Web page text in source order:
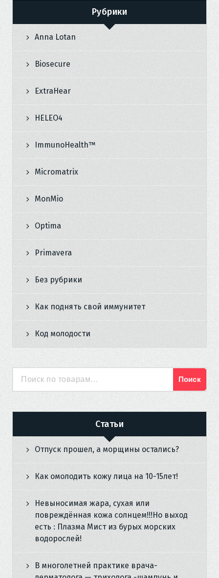
Рубрики
Anna Lotan
Biosecure
ExtraHear
HELEO4
ImmunoHealth™
Micromatrix
MonMio
Optima
Primavera
Без рубрики
Как поднять свой иммунитет
Код молодости
Поиск
Статьи
Отпуск прошел, а морщины остались?
Как омолодить кожу лица на 10-15лет!
Невыносимая жара, сухая или
повреждённая кожа солнцем!!!Но выход
есть : Плазма Мист из бурых морских
водорослей!
В многолетней практике врача-